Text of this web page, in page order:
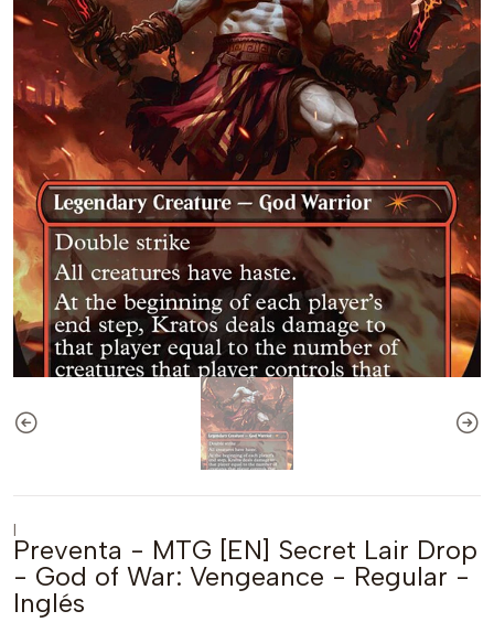
|
Preventa - MTG [EN] Secret Lair Drop
- God of War: Vengeance - Regular -
Inglés